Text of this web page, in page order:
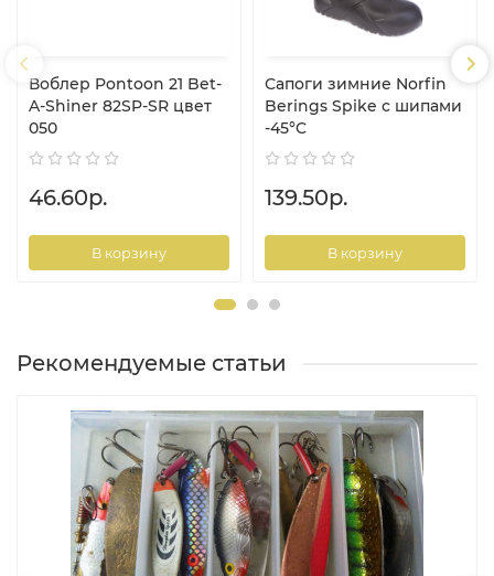
Воблер Pontoon 21 Bet-
A-Shiner 82SP-SR цвет
050
46.60р.
В корзину
Сапоги зимние Norfin
Berings Spike с шипами
-45°C
139.50р.
В корзину
Рекомендуемые статьи